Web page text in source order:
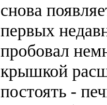
снова
первых
пробовал
крышкой
постоять -